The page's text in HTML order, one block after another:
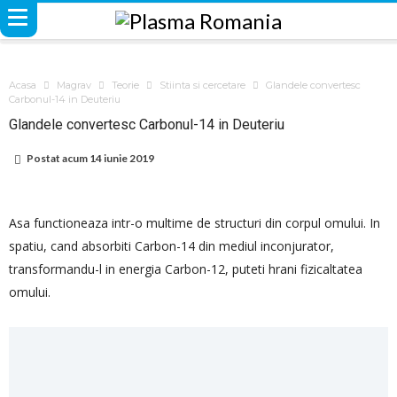
Acasa Magrav Teorie Stiinta si cercetare
Glandele convertesc
Carbonul-14 in Deuteriu
Glandele convertesc Carbonul-14 in Deuteriu
Postat acum 14 iunie 2019
Asa functioneaza intr-o multime de structuri din corpul omului. In
spatiu, cand absorbiti Carbon-14 din mediul inconjurator,
transformandu-l in energia Carbon-12, puteti hrani fizicaltatea
omului.